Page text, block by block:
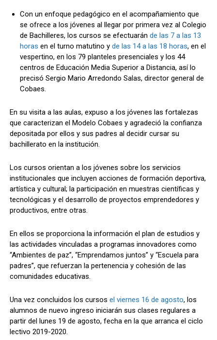
Con un enfoque pedagógico en el acompañamiento que
se ofrece a los jóvenes al llegar por primera vez al Colegio
de Bachilleres, los cursos se efectuarán de las 7 a las 13
horas en el turno matutino y de las 14 a las 18 horas, en el
vespertino, en los 79 planteles presenciales y los 44
centros de Educación Media Superior a Distancia, así lo
precisó Sergio Mario Arredondo Salas, director general de
Cobaes.
En su visita a las aulas, expuso a los jóvenes las fortalezas
que caracterizan el Modelo Cobaes y agradeció la confianza
depositada por ellos y sus padres al decidir cursar su
bachillerato en la institución.
Los cursos orientan a los jóvenes sobre los servicios
institucionales que incluyen acciones de formación deportiva,
artística y cultural; la participación en muestras científicas y
tecnológicas y el desarrollo de proyectos emprendedores y
productivos, entre otras.
En ellos se proporciona la información el plan de estudios y
las actividades vinculadas a programas innovadores como
“Ambientes de paz”, “Emprendamos juntos” y “Escuela para
padres”, que refuerzan la pertenencia y cohesión de las
comunidades educativas.
Una vez concluidos los cursos el viernes 16 de agosto, los
alumnos de nuevo ingreso iniciarán sus clases regulares a
partir del lunes 19 de agosto, fecha en la que arranca el ciclo
lectivo 2019-2020.